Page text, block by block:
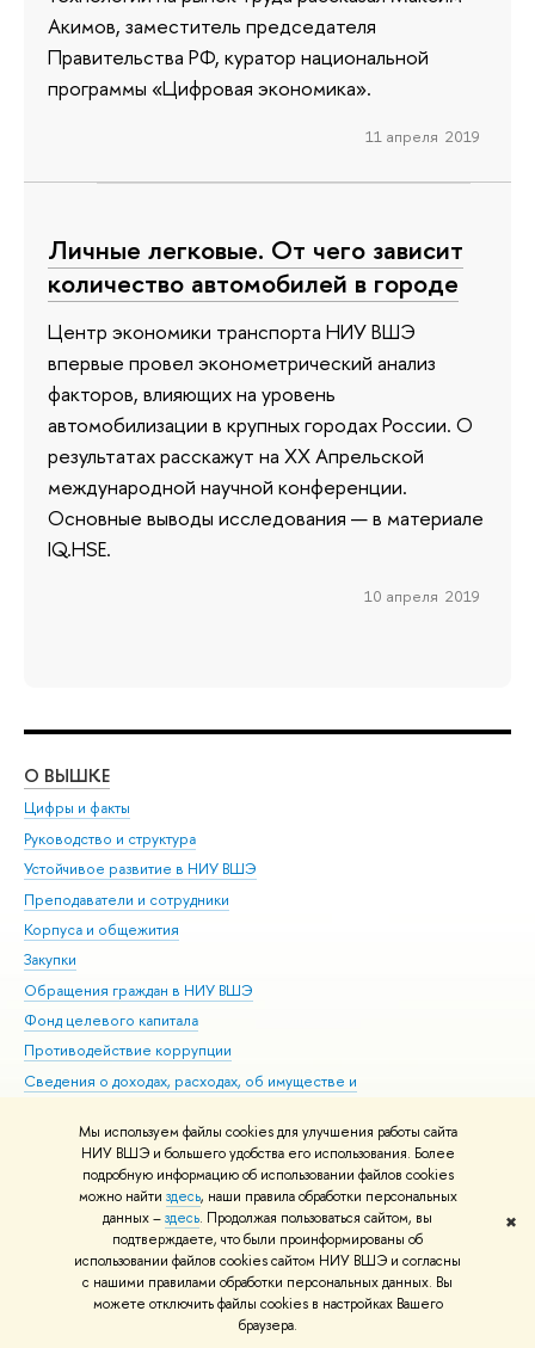
Мы используем файлы cookies для улучшения работы сайта
НИУ ВШЭ и большего удобства его использования. Более
подробную информацию об использовании файлов cookies
можно найти здесь, наши правила обработки персональных
данных –здесь. Продолжая пользоваться сайтом, вы
подтверждаете, что были проинформированы об
использовании файлов cookies сайтом НИУ ВШЭ и согласны
с нашими правилами обработки персональных данных. Вы
можете отключить файлы cookies в настройках Вашего
браузера.
✖
Акимов, заместитель председателя
Правительства РФ, куратор национальной
программы «Цифровая экономика».
11 апреля 2019
Личные легковые. От чего зависит
количество автомобилей в городе
Центр экономики транспорта НИУ ВШЭ
впервые провел эконометрический анализ
факторов, влияющих на уровень
автомобилизации в крупных городах России. О
результатах расскажут на XX Апрельской
международной научной конференции.
Основные выводы исследования — в материале
IQ.HSE.
10 апреля 2019
О ВЫШКЕ
Цифры и факты
Руководство и структура
Устойчивое развитие в НИУ ВШЭ
Преподаватели и сотрудники
Корпуса и общежития
Закупки
Обращения граждан в НИУ ВШЭ
Фонд целевого капитала
Противодействие коррупции
Сведения о доходах, расходах, об имуществе и
Сведения об образовательной организации
Людям с ограниченными возможностями здоровья
Единая платежная страница
Работа в Вышке
© НИУ ВШЭ 1993–2026 Адреса и контакты Условия использования
Политика конфиденциальности